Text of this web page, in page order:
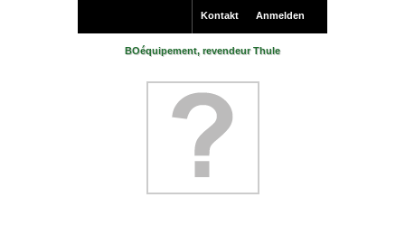
Anmelden
Kontakt
BOéquipement, revendeur Thule